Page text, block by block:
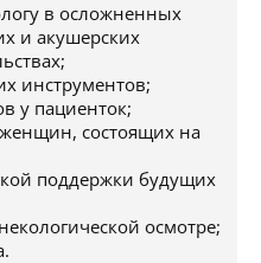
в осложненных
и акушерских
инструментов;
у пациенток;
состоящих на
поддержки будущих
осмотре;